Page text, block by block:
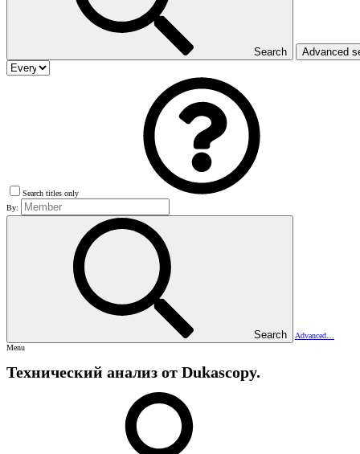
Search Advanced
Search titles only
By:
Search
Advanced…
Menu
Технический анализ от Dukascopy.